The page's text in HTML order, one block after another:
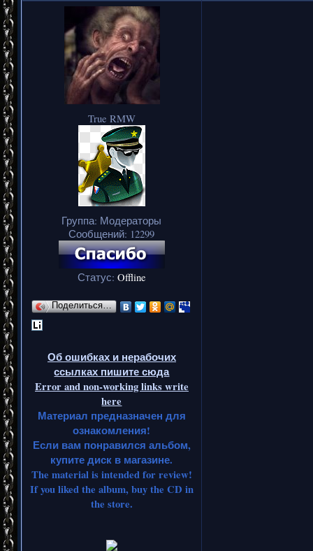
True RMW
Группа: Модераторы
Сообщений: 12299
Статус: Offline
Поделиться…
Об ошибках и нерабочих
ссылках пишите сюда
Error and non-working links write
here
Материал предназначен для
ознакомления!
Если вам понравился альбом,
купите диск в магазине.
The material is intended for review!
If you liked the album, buy the CD in
the store.